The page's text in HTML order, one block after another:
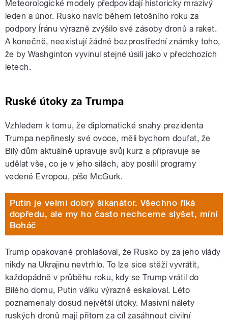
Meteorologické modely předpovídají historicky mrazivý
leden a únor. Rusko navíc během letošního roku za
podpory Íránu výrazně zvýšilo své zásoby dronů a raket.
A konečně, neexistují žádné bezprostřední známky toho,
že by Washginton vyvinul stejné úsilí jako v předchozích
letech.
Ruské útoky za Trumpa
Vzhledem k tomu, že diplomatické snahy prezidenta
Trumpa nepřinesly své ovoce, měli bychom doufat, že
Bílý dům aktuálně upravuje svůj kurz a připravuje se
udělat vše, co je v jeho silách, aby posílil programy
vedené Evropou, píše McGurk.
Putin je velmi dobrý šikanátor. Všechno říká
dopředu, ale my ho často nechceme slyšet, míní
Boháč
Trump opakovaně prohlašoval, že Rusko by za jeho vlády
nikdy na Ukrajinu nevtrhlo. To lze sice stěží vyvrátit,
každopádně v průběhu roku, kdy se Trump vrátil do
Bílého domu, Putin válku výrazně eskaloval. Léto
poznamenaly dosud největší útoky. Masivní nálety
ruských dronů mají přitom za cíl zasáhnout civilní